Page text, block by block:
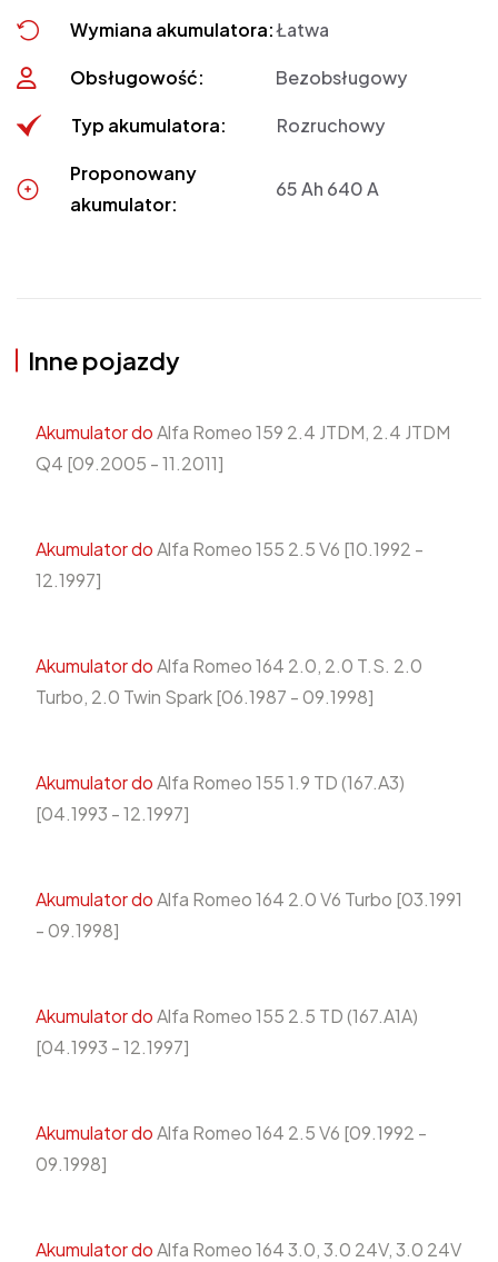
Wymiana akumulatora:Łatwa
Obsługowość: Bezobsługowy
Typ akumulatora: Rozruchowy
Proponowany
akumulator:
65 Ah 640 A
Inne pojazdy
Akumulator doAlfa Romeo 159 2.4 JTDM, 2.4 JTDM
Q4 [09.2005 - 11.2011]
Akumulator doAlfa Romeo 155 2.5 V6 [10.1992 -
12.1997]
Akumulator doAlfa Romeo 164 2.0, 2.0 T.S. 2.0
Turbo, 2.0 Twin Spark [06.1987 - 09.1998]
Akumulator doAlfa Romeo 155 1.9 TD (167.A3)
[04.1993 - 12.1997]
Akumulator doAlfa Romeo 164 2.0 V6 Turbo [03.1991
- 09.1998]
Akumulator doAlfa Romeo 155 2.5 TD (167.A1A)
[04.1993 - 12.1997]
Akumulator doAlfa Romeo 164 2.5 V6 [09.1992 -
09.1998]
Akumulator doAlfa Romeo 164 3.0, 3.0 24V, 3.0 24V